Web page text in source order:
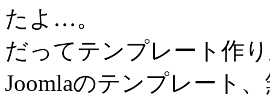
たよ…。
だってテンプレート作
Joomlaのテンプレート